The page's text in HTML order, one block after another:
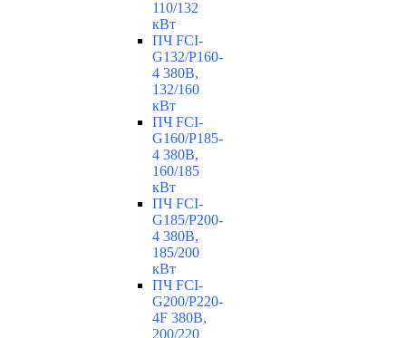
110/132
кВт
ПЧ FCI-
G132/P160-
4 380В,
132/160
кВт
ПЧ FCI-
G160/P185-
4 380В,
160/185
кВт
ПЧ FCI-
G185/P200-
4 380В,
185/200
кВт
ПЧ FCI-
G200/P220-
4F 380В,
200/220